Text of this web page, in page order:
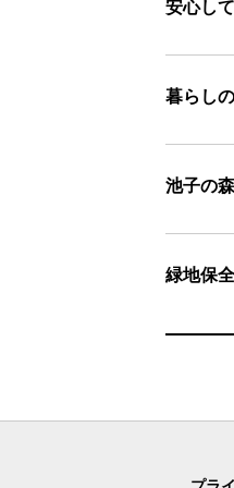
安心し
暮らし
池子の
緑地保